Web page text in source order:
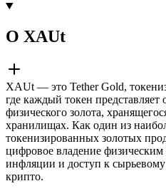
О XAUt
XAUt — это Tether Gold,
где каждый токен
физического золота,
хранилищах. Как один из
токенизированных золотых
цифровое владение физическим
инфляции и доступ к
крипто.